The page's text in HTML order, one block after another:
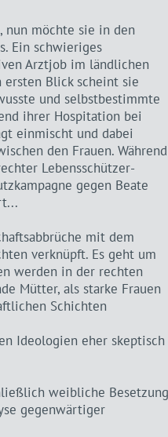
möchte sie in den
Ein schwieriges
Arztjob im ländlichen
ersten Blick scheint sie
und selbstbestimmte
ihrer Hospitation bei
einmischt und dabei
den Frauen. Während
Lebensschützer-
gegen Beate
mit dem
verknüpft. Es geht um
werden in der rechten
Mütter, als starke Frauen
Schichten
Ideologien eher skeptisch
weibliche Besetzung
gegenwärtiger